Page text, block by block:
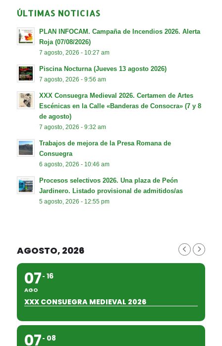
ÚLTIMAS NOTICIAS
PLAN INFOCAM. Campaña de Incendios 2026. Alerta
Roja (07/08/2026)
7 agosto, 2026 - 10:27 am
Piscina Nocturna (Jueves 13 agosto 2026)
7 agosto, 2026 - 9:56 am
XXX Consuegra Medieval 2026. Certamen de Artes
Escénicas en la Calle «Banderas de Consocra» (7 y 8
de agosto)
7 agosto, 2026 - 9:32 am
Trabajos de mejora de la Presa Romana de
Consuegra
6 agosto, 2026 - 10:46 am
Procesos selectivos 2026. Una plaza de Peón
Jardinero. Listado provisional de admitidos/as
5 agosto, 2026 - 12:55 pm
AGOSTO, 2026
07
AGO
16
XXX CONSUEGRA MEDIEVAL 2026
07 08